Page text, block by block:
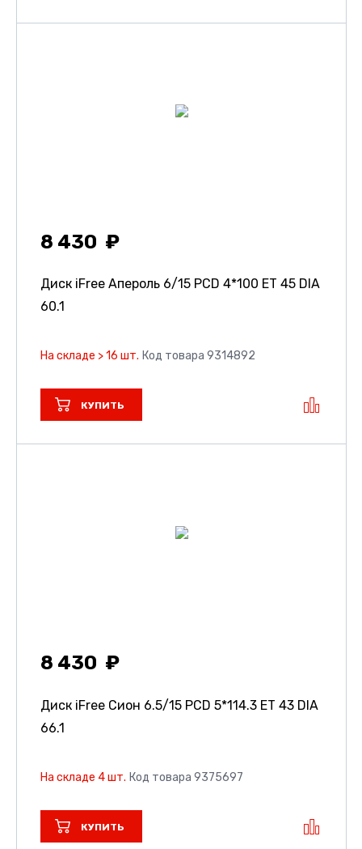
8 430
Диск iFree Апероль 6/15 PCD 4*100 ET 45 DIA
60.1
На складе > 16 шт. Код товара 9314892
КУПИТЬ
8 430
Диск iFree Сион 6.5/15 PCD 5*114.3 ET 43 DIA
66.1
На складе 4 шт. Код товара 9375697
КУПИТЬ